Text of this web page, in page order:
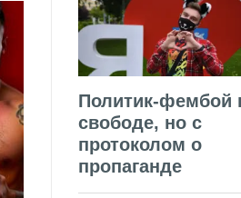
Политик-фембой
свободе, но с
протоколом о
пропаганде